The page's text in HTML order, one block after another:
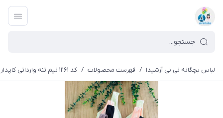
لباس بچگانه نی نی آرشیدا / فهرست محصولات / کد ۱۲۶۱ نیم تنه وارداتی کاپدار